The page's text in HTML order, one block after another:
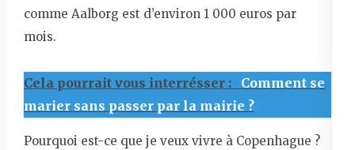
comme Aalborg est d’environ 1 000 euros par
mois.
Cela pourrait vous interrésser :
Comment se
marier sans passer par la mairie ?
Pourquoi est-ce que je veux vivre à Copenhague ?